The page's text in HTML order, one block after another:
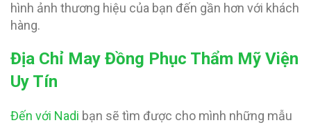
hình ảnh thương hiệu của bạn đến gần hơn với khách
hàng.
Địa Chỉ May Đồng Phục Thẩm Mỹ Viện
Uy Tín
Đến với Nadi bạn sẽ tìm được cho mình những mẫu